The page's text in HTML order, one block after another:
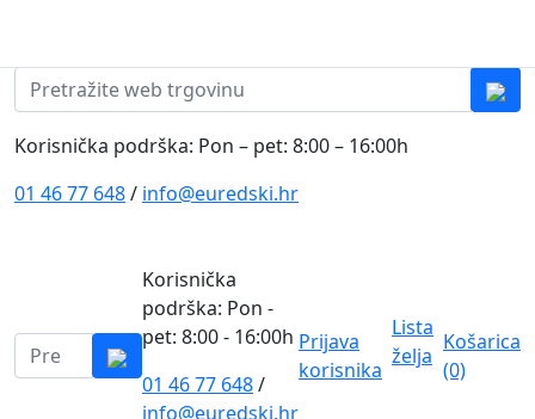
Pretraži:
Korisnička podrška: Pon – pet: 8:00 – 16:00h
01 46 77 648/ info@euredski.hr
Pretraži:
Korisnička
podrška: Pon -
pet: 8:00 - 16:00h
01 46 77 648/
info@euredski.hr
Prijava
korisnika
Lista
želja
Košarica
(0)